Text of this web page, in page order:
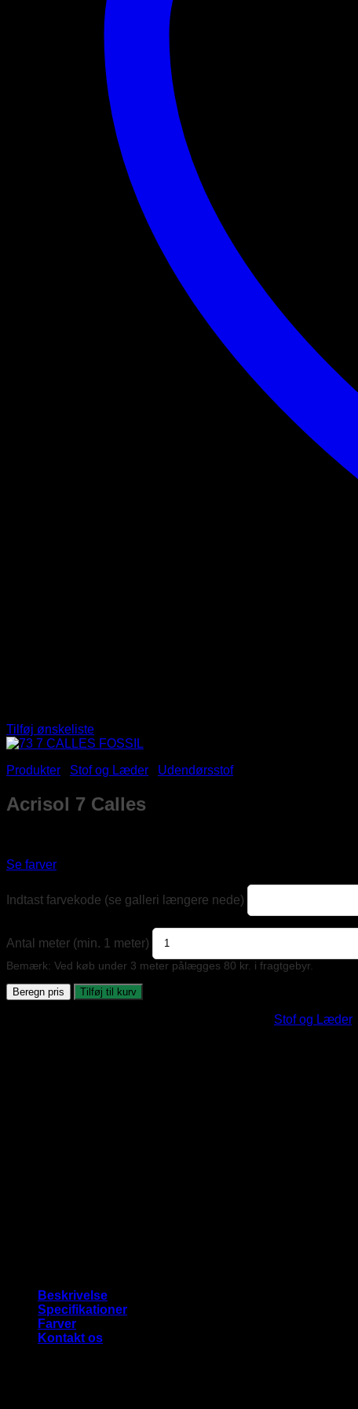
Tilføj ønskeliste
Produkter Stof og Læder Udendørsstof
Acrisol 7 Calles
Se farver
Indtast farvekode (se galleri længere nede)
Antal meter (min. 1 meter)
Bemærk: Ved køb under 3 meter pålægges 80 kr. i fragtgebyr.
Beregn pris Tilføj til kurv
Stof og Læder,
Beskrivelse
Specifikationer
Farver
Kontakt os